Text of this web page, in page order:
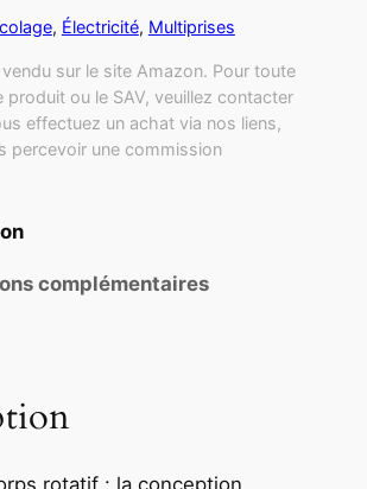
, Électricité, Multiprises
sur le site Amazon. Pour toute
produit ou le SAV, veuillez contacter
effectuez un achat via nos liens,
percevoir une commission
complémentaires